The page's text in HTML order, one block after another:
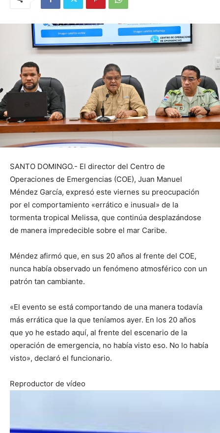
SANTO DOMINGO.- El director del Centro de
Operaciones de Emergencias (COE), Juan Manuel
Méndez García, expresó este viernes su preocupación
por el comportamiento «errático e inusual» de la
tormenta tropical Melissa, que continúa desplazándose
de manera impredecible sobre el mar Caribe.
Méndez afirmó que, en sus 20 años al frente del COE,
nunca había observado un fenómeno atmosférico con un
patrón tan cambiante.
«El evento se está comportando de una manera todavía
más errática que la que teníamos ayer. En los 20 años
que yo he estado aquí, al frente del escenario de la
operación de emergencia, no había visto eso. No lo había
visto», declaró el funcionario.
Reproductor de vídeo